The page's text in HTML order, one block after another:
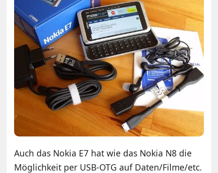
Auch das Nokia E7 hat wie das Nokia N8 die
Möglichkeit per USB-OTG auf Daten/Filme/etc.